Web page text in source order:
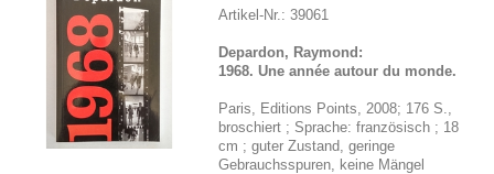
Artikel-Nr.: 39061
Depardon, Raymond:
1968. Une année autour du monde.
Paris, Editions Points, 2008; 176 S.,
broschiert ; Sprache: französisch ; 18
cm ; guter Zustand, geringe
Gebrauchsspuren, keine Mängel